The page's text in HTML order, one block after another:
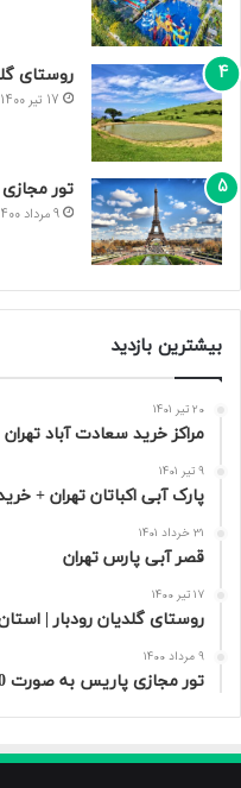
روستای
17 تیر 1400
تور مجازی
9 مرداد 1400
بیشترین بازدید
20 تیر 1401
مراکز خرید سعادت‌ آباد تهران
9 تیر 1401
پارک آبی اکباتان تهران +
31 خرداد 1401
قصر آبی پارس تهران
17 تیر 1400
روستای گلدیان رودبار |
9 مرداد 1400
تور مجازی پاریس به صورت 360 درجه | فرانسه